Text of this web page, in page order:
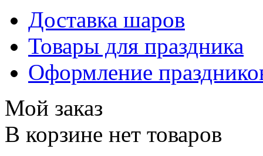
Доставка шаров
Товары для праздника
Оформление
Мой заказ
В корзине нет товаров